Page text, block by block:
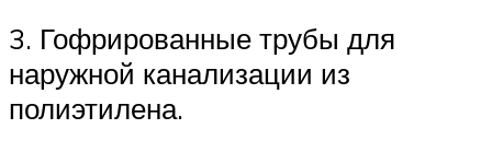
3. Гофрированные трубы для
наружной канализации из
полиэтилена.